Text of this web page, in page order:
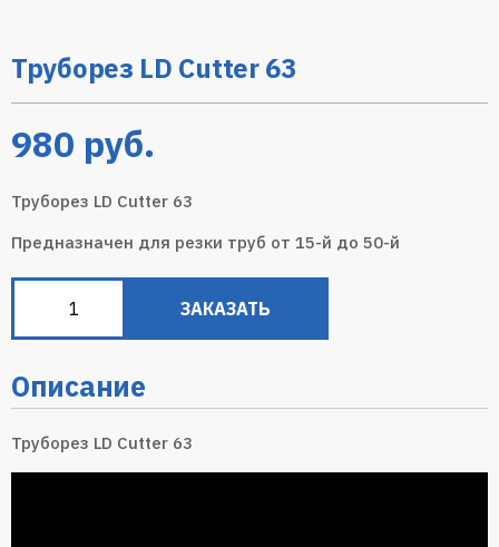
Труборез LD Cutter 63
980 руб.
Труборез LD Cutter 63
Предназначен для резки труб от 15-й до 50-й
ЗАКАЗАТЬ
Описание
Труборез LD Cutter 63